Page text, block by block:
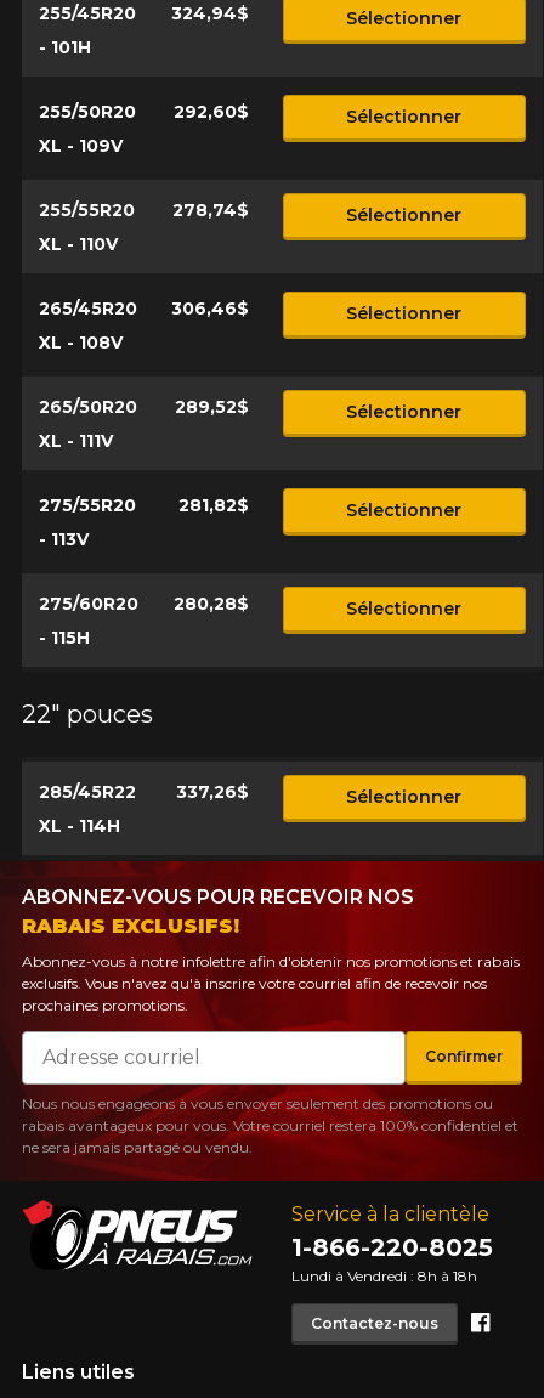
255/45R20
- 101H
324,94$ Sélectionner
255/50R20
XL - 109V
292,60$ Sélectionner
255/55R20
XL - 110V
278,74$ Sélectionner
265/45R20
XL - 108V
306,46$ Sélectionner
265/50R20
XL - 111V
289,52$ Sélectionner
275/55R20
- 113V
281,82$ Sélectionner
275/60R20
- 115H
280,28$ Sélectionner
22" pouces
285/45R22
XL - 114H
337,26$ Sélectionner
Service à la clientèle
1-866-220-8025
Lundi à Vendredi : 8h à 18h
Contactez-nous
Liens utiles
ABONNEZ-VOUS POUR RECEVOIR NOS
RABAIS EXCLUSIFS!
Abonnez-vous à notre infolettre afin d'obtenir nos promotions et rabais
exclusifs. Vous n'avez qu'à inscrire votre courriel afin de recevoir nos
prochaines promotions.
Courriel
Confirmer
Nous nous engageons à vous envoyer seulement des promotions ou
rabais avantageux pour vous. Votre courriel restera 100% confidentiel et
ne sera jamais partagé ou vendu.